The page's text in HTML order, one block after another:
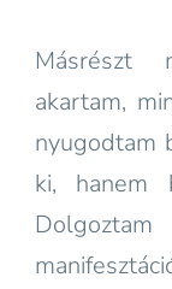
Másrészt
akartam,
nyugodtam
ki, hanem